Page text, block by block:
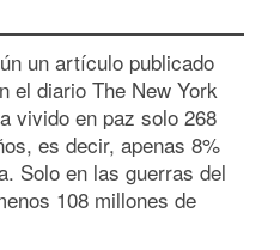
un artículo publicado
el diario The New York
vivido en paz solo 268
es decir, apenas 8%
Solo en las guerras del
108 millones de